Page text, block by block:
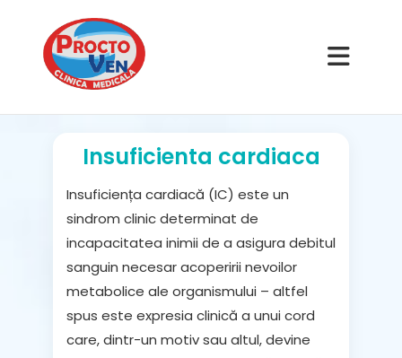
Insuficienta cardiaca
Insuficiența cardiacă (IC) este un
sindrom clinic determinat de
incapacitatea inimii de a asigura debitul
sanguin necesar acoperirii nevoilor
metabolice ale organismului – altfel
spus este expresia clinică a unui cord
care, dintr-un motiv sau altul, devine